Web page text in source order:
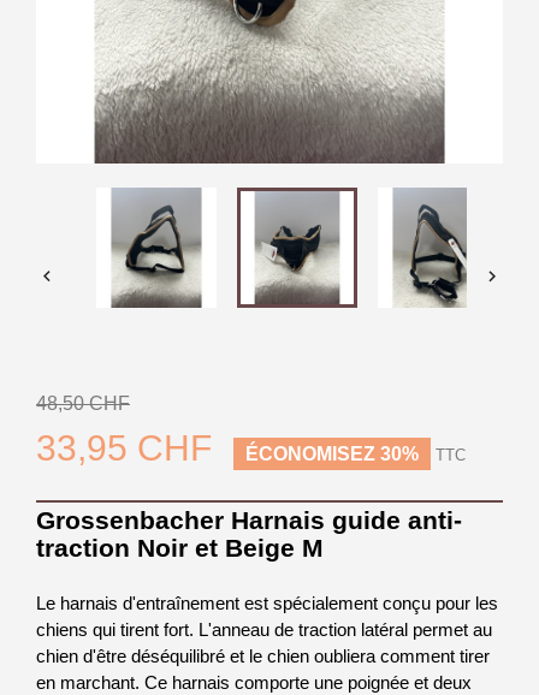
 
48,50 CHF
33,95 CHF ÉCONOMISEZ 30% TTC
Grossenbacher Harnais guide anti-
traction Noir et Beige M
Le harnais d'entraînement est spécialement conçu pour les
chiens qui tirent fort. L'anneau de traction latéral permet au
chien d'être déséquilibré et le chien oubliera comment tirer
en marchant. Ce harnais comporte une poignée et deux